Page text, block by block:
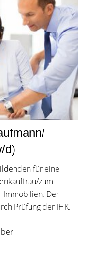
d)
für eine
zum
Immobilien. Der
Prüfung der IHK.